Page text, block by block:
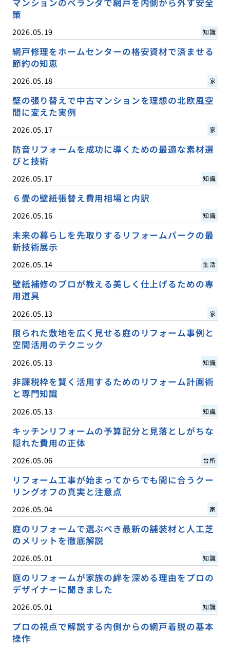
マンションのベランダで網戸を内側から外す安全
策
2026.05.19 知識
網戸修理をホームセンターの格安資材で済ませる
節約の知恵
2026.05.18 家
壁の張り替えで中古マンションを理想の北欧風空
間に変えた実例
2026.05.17 家
防音リフォームを成功に導くための最適な素材選
びと技術
2026.05.17 知識
６畳の壁紙張替え費用相場と内訳
2026.05.16 知識
未来の暮らしを先取りするリフォームパークの最
新技術展示
2026.05.14 生活
壁紙補修のプロが教える美しく仕上げるための専
用道具
2026.05.13 家
限られた敷地を広く見せる庭のリフォーム事例と
空間活用のテクニック
2026.05.13 知識
非課税枠を賢く活用するためのリフォーム計画術
と専門知識
2026.05.13 知識
キッチンリフォームの予算配分と見落としがちな
隠れた費用の正体
2026.05.06 台所
リフォーム工事が始まってからでも間に合うクー
リングオフの真実と注意点
2026.05.04 家
庭のリフォームで選ぶべき最新の舗装材と人工芝
のメリットを徹底解説
2026.05.01 知識
庭のリフォームが家族の絆を深める理由をプロの
デザイナーに聞きました
2026.05.01 知識
プロの視点で解説する内側からの網戸着脱の基本
操作